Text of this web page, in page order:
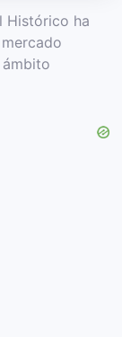
Histórico ha